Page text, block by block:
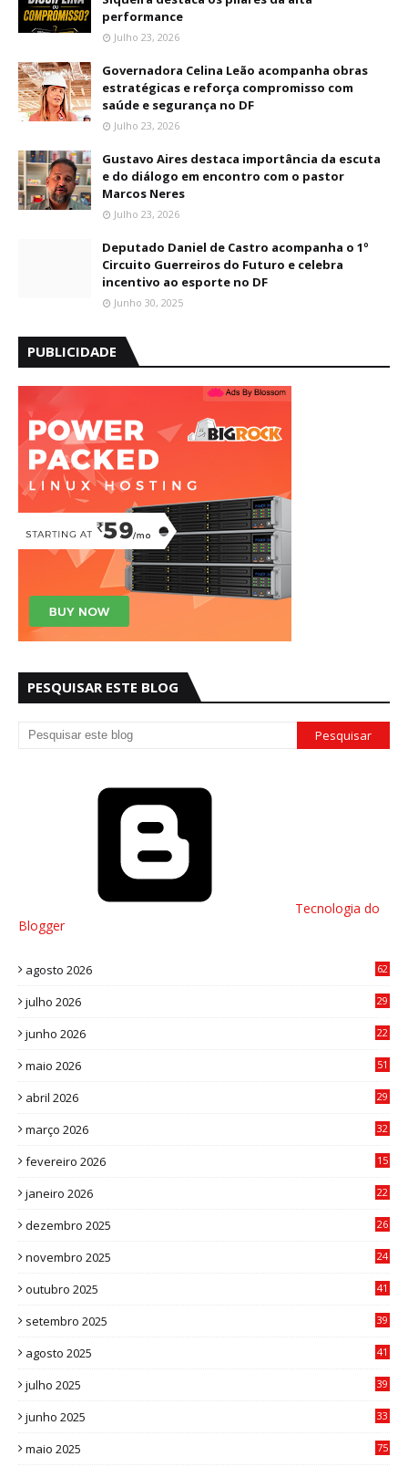
performance
Julho 23, 2026
Governadora Celina Leão acompanha obras
estratégicas e reforça compromisso com
saúde e segurança no DF
Julho 23, 2026
Gustavo Aires destaca importância da escuta
e do diálogo em encontro com o pastor
Marcos Neres
Julho 23, 2026
Deputado Daniel de Castro acompanha o 1º
Circuito Guerreiros do Futuro e celebra
incentivo ao esporte no DF
Junho 30, 2025
PUBLICIDADE
PESQUISAR ESTE BLOG
Tecnologia do
Blogger
agosto 2026 62
julho 2026
29
junho 2026
22
maio 2026
51
abril 2026
29
março 2026
32
fevereiro 2026
15
janeiro 2026
22
dezembro 2025
26
novembro 2025
24
outubro 2025
41
setembro 2025
39
agosto 2025
41
julho 2025
39
junho 2025
33
maio 2025 75